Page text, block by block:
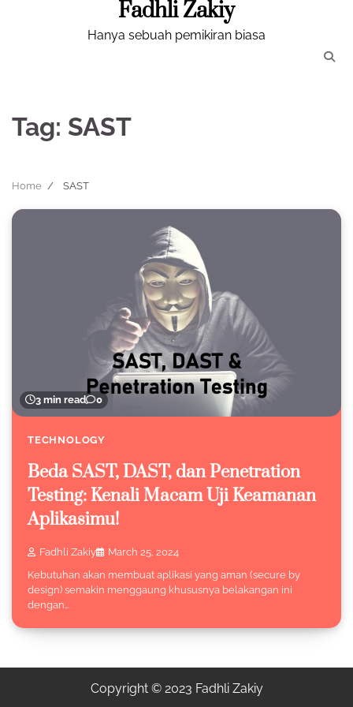
Fadhli Zakiy
Hanya sebuah pemikiran biasa
Tag: SAST
Home SAST
3 min read 0
TECHNOLOGY
Beda SAST, DAST, dan Penetration
Testing: Kenali Macam Uji Keamanan
Aplikasimu!
Fadhli Zakiy
March 25, 2024
Kebutuhan akan membuat aplikasi yang aman (secure by
design) semakin menggaung khususnya belakangan ini
dengan…